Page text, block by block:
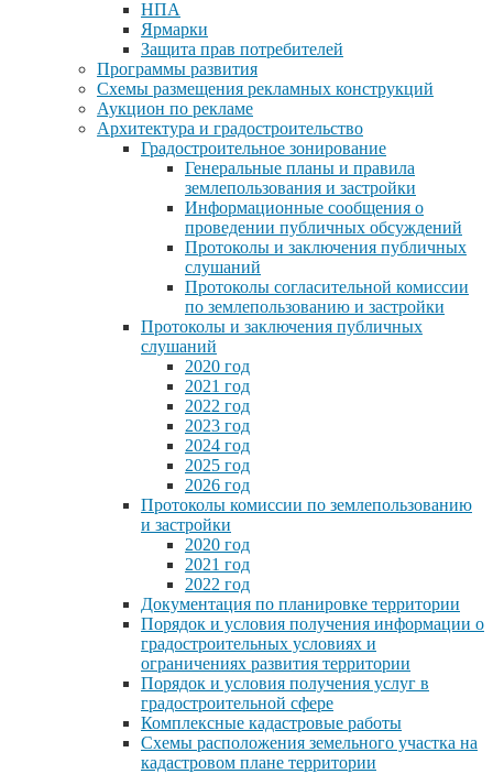
НПА
Ярмарки
Защита прав потребителей
Программы развития
Схемы размещения рекламных конструкций
Аукцион по рекламе
Архитектура и градостроительство
Градостроительное зонирование
Генеральные планы и правила
землепользования и застройки
Информационные сообщения о
проведении публичных обсуждений
Протоколы и заключения публичных
слушаний
Протоколы согласительной комиссии
по землепользованию и застройки
Протоколы и заключения публичных
слушаний
2020 год
2021 год
2022 год
2023 год
2024 год
2025 год
2026 год
Протоколы комиссии по землепользованию
и застройки
2020 год
2021 год
2022 год
Документация по планировке территории
Порядок и условия получения информации о
градостроительных условиях и
ограничениях развития территории
Порядок и условия получения услуг в
градостроительной сфере
Комплексные кадастровые работы
Схемы расположения земельного участка на
кадастровом плане территории